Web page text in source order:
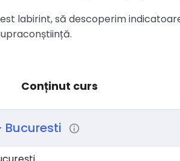
labirint, să descoperim
Conținut curs
Bucuresti